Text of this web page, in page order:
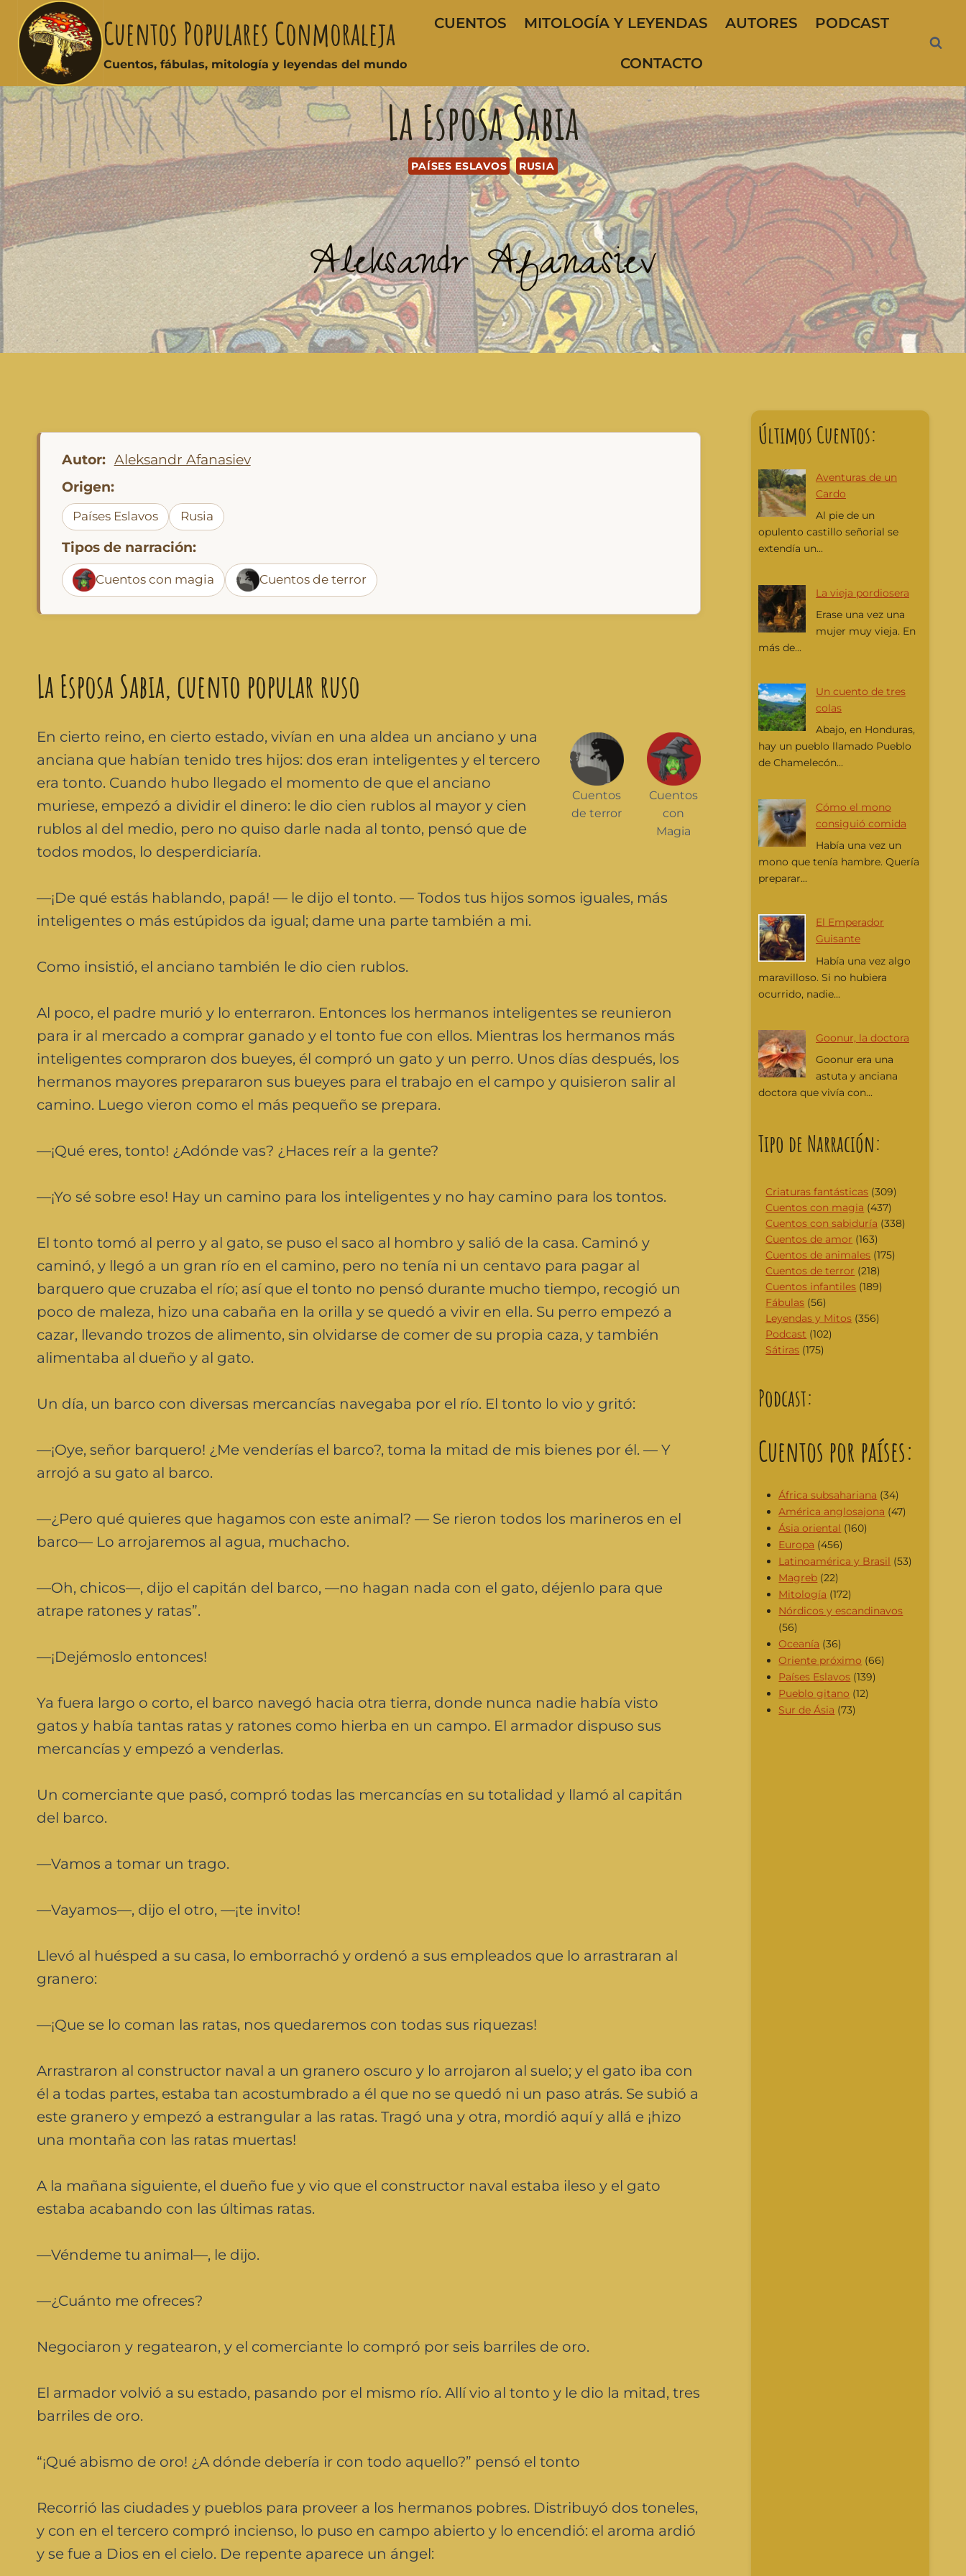
Cuentos Populares Conmoraleja
Cuentos, fábulas, mitología y leyendas del mundo
CUENTOS MITOLOGÍA Y LEYENDAS AUTORES PODCAST
CONTACTO
La Esposa Sabia
PAÍSES ESLAVOS RUSIA
Aleksandr Afanasiev
Autor: Aleksandr Afanasiev
Origen:
Países Eslavos Rusia
Tipos de narración:
Cuentos con magia Cuentos de terror
La Esposa Sabia, cuento popular ruso
Cuentos
con
Magia
Cuentos
de terror
En cierto reino, en cierto estado, vivían en una aldea un anciano y una
anciana que habían tenido tres hijos: dos eran inteligentes y el tercero
era tonto. Cuando hubo llegado el momento de que el anciano
muriese, empezó a dividir el dinero: le dio cien rublos al mayor y cien
rublos al del medio, pero no quiso darle nada al tonto, pensó que de
todos modos, lo desperdiciaría.
—¡De qué estás hablando, papá! — le dijo el tonto. — Todos tus hijos somos iguales, más
inteligentes o más estúpidos da igual; dame una parte también a mi.
Como insistió, el anciano también le dio cien rublos.
Al poco, el padre murió y lo enterraron. Entonces los hermanos inteligentes se reunieron
para ir al mercado a comprar ganado y el tonto fue con ellos. Mientras los hermanos más
inteligentes compraron dos bueyes, él compró un gato y un perro. Unos días después, los
hermanos mayores prepararon sus bueyes para el trabajo en el campo y quisieron salir al
camino. Luego vieron como el más pequeño se prepara.
—¡Qué eres, tonto! ¿Adónde vas? ¿Haces reír a la gente?
—¡Yo sé sobre eso! Hay un camino para los inteligentes y no hay camino para los tontos.
El tonto tomó al perro y al gato, se puso el saco al hombro y salió de la casa. Caminó y
caminó, y llegó a un gran río en el camino, pero no tenía ni un centavo para pagar al
barquero que cruzaba el río; así que el tonto no pensó durante mucho tiempo, recogió un
poco de maleza, hizo una cabaña en la orilla y se quedó a vivir en ella. Su perro empezó a
cazar, llevando trozos de alimento, sin olvidarse de comer de su propia caza, y también
alimentaba al dueño y al gato.
Un día, un barco con diversas mercancías navegaba por el río. El tonto lo vio y gritó:
—¡Oye, señor barquero! ¿Me venderías el barco?, toma la mitad de mis bienes por él. — Y
arrojó a su gato al barco.
—¿Pero qué quieres que hagamos con este animal? — Se rieron todos los marineros en el
barco— Lo arrojaremos al agua, muchacho.
—Oh, chicos—, dijo el capitán del barco, —no hagan nada con el gato, déjenlo para que
atrape ratones y ratas”.
—¡Dejémoslo entonces!
Ya fuera largo o corto, el barco navegó hacia otra tierra, donde nunca nadie había visto
gatos y había tantas ratas y ratones como hierba en un campo. El armador dispuso sus
mercancías y empezó a venderlas.
Un comerciante que pasó, compró todas las mercancías en su totalidad y llamó al capitán
del barco.
—Vamos a tomar un trago.
—Vayamos—, dijo el otro, —¡te invito!
Llevó al huésped a su casa, lo emborrachó y ordenó a sus empleados que lo arrastraran al
granero:
—¡Que se lo coman las ratas, nos quedaremos con todas sus riquezas!
Arrastraron al constructor naval a un granero oscuro y lo arrojaron al suelo; y el gato iba con
él a todas partes, estaba tan acostumbrado a él que no se quedó ni un paso atrás. Se subió a
este granero y empezó a estrangular a las ratas. Tragó una y otra, mordió aquí y allá e ¡hizo
una montaña con las ratas muertas!
A la mañana siguiente, el dueño fue y vio que el constructor naval estaba ileso y el gato
estaba acabando con las últimas ratas.
—Véndeme tu animal—, le dijo.
—¿Cuánto me ofreces?
Negociaron y regatearon, y el comerciante lo compró por seis barriles de oro.
El armador volvió a su estado, pasando por el mismo río. Allí vio al tonto y le dio la mitad, tres
barriles de oro.
“¡Qué abismo de oro! ¿A dónde debería ir con todo aquello?” pensó el tonto
Recorrió las ciudades y pueblos para proveer a los hermanos pobres. Distribuyó dos toneles,
y con en el tercero compró incienso, lo puso en campo abierto y lo encendió: el aroma ardió
y se fue a Dios en el cielo. De repente aparece un ángel:
Últimos Cuentos:
Aventuras de un
Cardo
Al pie de un
opulento castillo señorial se
extendía un...
La vieja pordiosera
Erase una vez una
mujer muy vieja. En
más de...
Un cuento de tres
colas
Abajo, en Honduras,
hay un pueblo llamado Pueblo
de Chamelecón...
Cómo el mono
consiguió comida
Había una vez un
mono que tenía hambre. Quería
preparar...
El Emperador
Guisante
Había una vez algo
maravilloso. Si no hubiera
ocurrido, nadie...
Goonur, la doctora
Goonur era una
astuta y anciana
doctora que vivía con...
Tipo de Narración:
Criaturas fantásticas (309)
Cuentos con magia (437)
Cuentos con sabiduría (338)
Cuentos de amor (163)
Cuentos de animales (175)
Cuentos de terror (218)
Cuentos infantiles (189)
Fábulas (56)
Leyendas y Mitos (356)
Podcast (102)
Sátiras (175)
Podcast:
Cuentos por países:
África subsahariana (34)
América anglosajona (47)
Ásia oriental (160)
Europa (456)
Latinoamérica y Brasil (53)
Magreb (22)
Mitología (172)
Nórdicos y escandinavos
(56)
Oceanía (36)
Oriente próximo (66)
Países Eslavos (139)
Pueblo gitano (12)
Sur de Ásia (73)